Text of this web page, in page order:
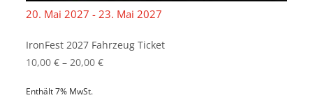
20. Mai 2027 - 23. Mai 2027
IronFest 2027 Fahrzeug Ticket
10,00€ –20,00€Preisspanne:
Enthält 7% MwSt.